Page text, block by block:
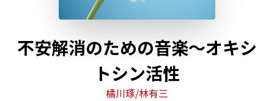
不安解消のための音楽～オキシ
トシン活性
橘川琢/林有三